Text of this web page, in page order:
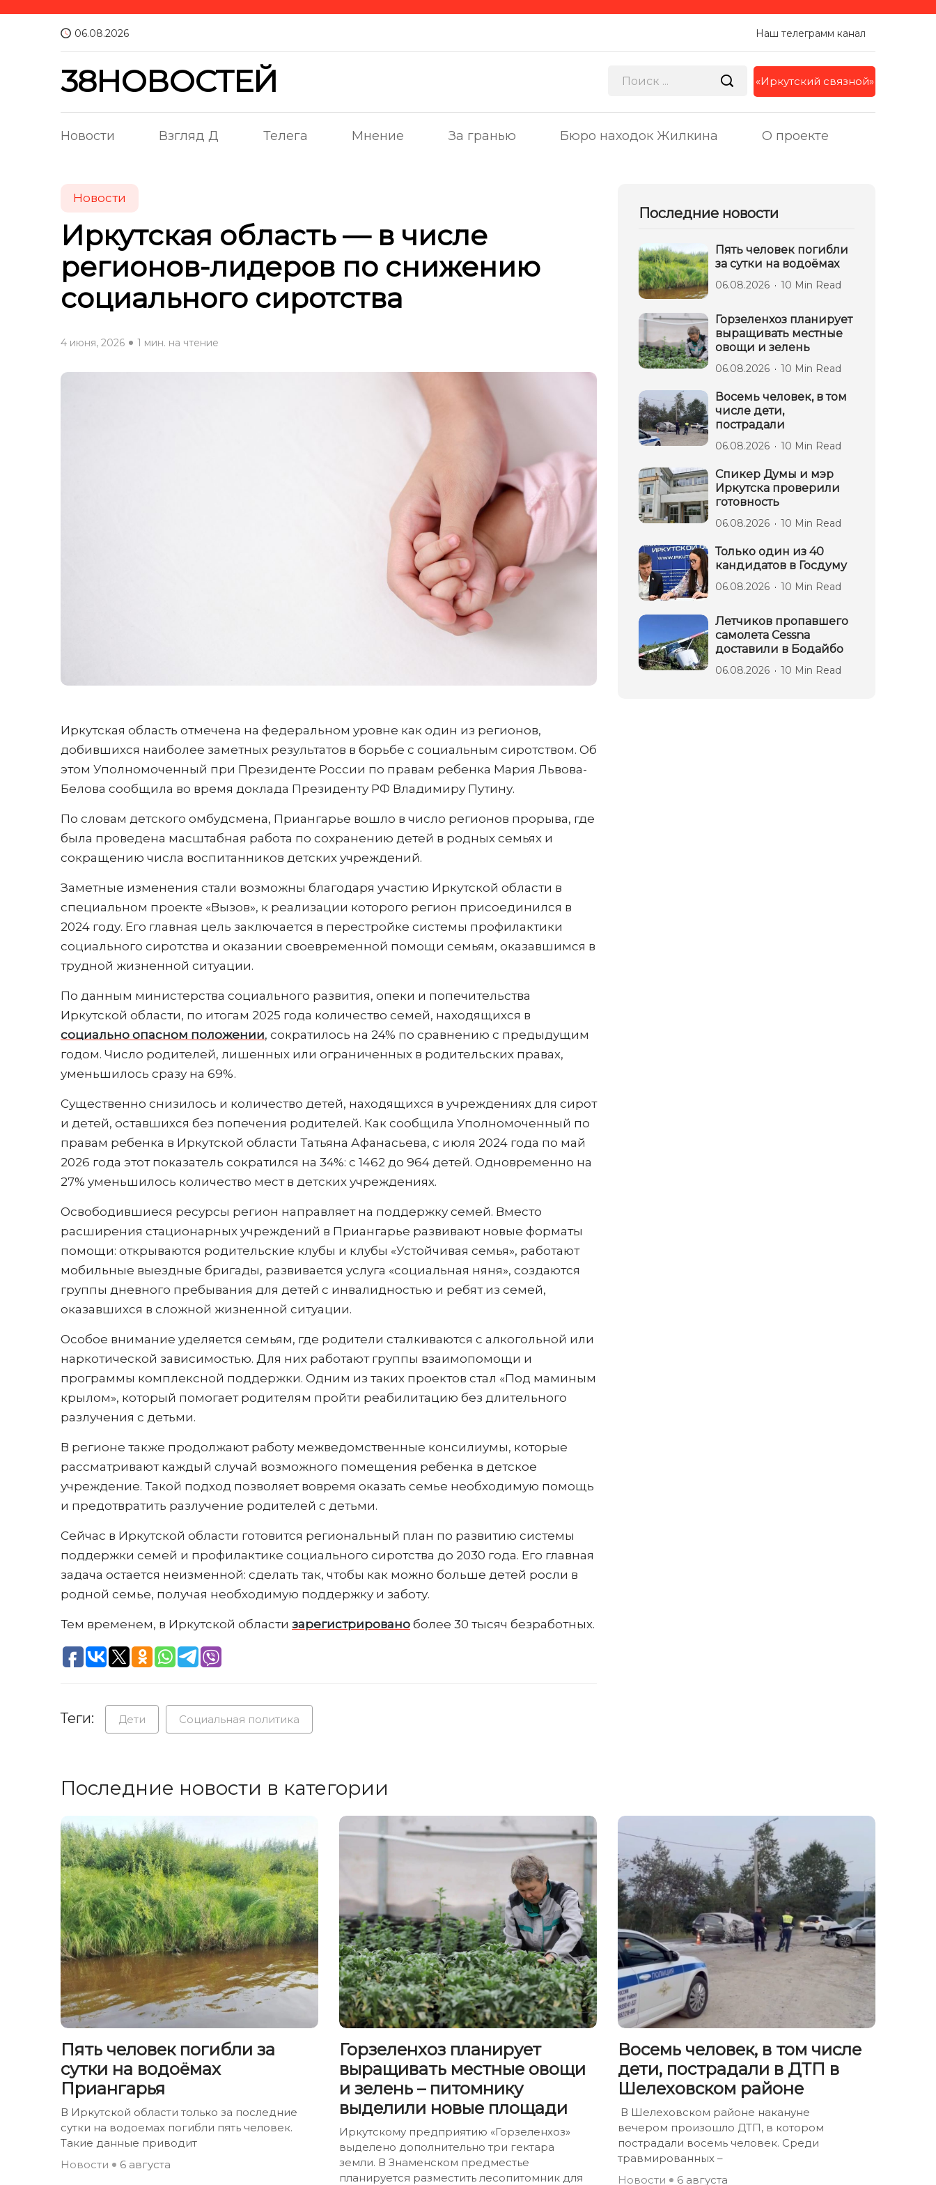
06.08.2026 Наш телеграмм канал
38НОВОСТЕЙ «Иркутский связной»
Новости Взгляд Д Телега Мнение За гранью Бюро находок Жилкина О проекте
Новости
Иркутская область — в числе
регионов-лидеров по снижению
социального сиротства
4 июня, 2026 1 мин. на чтение
Иркутская область отмечена на федеральном уровне как один из регионов,
добившихся наиболее заметных результатов в борьбе с социальным сиротством. Об
этом Уполномоченный при Президенте России по правам ребенка Мария Львова-
Белова сообщила во время доклада Президенту РФ Владимиру Путину.
По словам детского омбудсмена, Приангарье вошло в число регионов прорыва, где
была проведена масштабная работа по сохранению детей в родных семьях и
сокращению числа воспитанников детских учреждений.
Заметные изменения стали возможны благодаря участию Иркутской области в
специальном проекте «Вызов», к реализации которого регион присоединился в
2024 году. Его главная цель заключается в перестройке системы профилактики
социального сиротства и оказании своевременной помощи семьям, оказавшимся в
трудной жизненной ситуации.
По данным министерства социального развития, опеки и попечительства
Иркутской области, по итогам 2025 года количество семей, находящихся в
социально опасном положении, сократилось на 24% по сравнению с предыдущим
годом. Число родителей, лишенных или ограниченных в родительских правах,
уменьшилось сразу на 69%.
Существенно снизилось и количество детей, находящихся в учреждениях для сирот
и детей, оставшихся без попечения родителей. Как сообщила Уполномоченный по
правам ребенка в Иркутской области Татьяна Афанасьева, с июля 2024 года по май
2026 года этот показатель сократился на 34%: с 1462 до 964 детей. Одновременно на
27% уменьшилось количество мест в детских учреждениях.
Освободившиеся ресурсы регион направляет на поддержку семей. Вместо
расширения стационарных учреждений в Приангарье развивают новые форматы
помощи: открываются родительские клубы и клубы «Устойчивая семья», работают
мобильные выездные бригады, развивается услуга «социальная няня», создаются
группы дневного пребывания для детей с инвалидностью и ребят из семей,
оказавшихся в сложной жизненной ситуации.
Особое внимание уделяется семьям, где родители сталкиваются с алкогольной или
наркотической зависимостью. Для них работают группы взаимопомощи и
программы комплексной поддержки. Одним из таких проектов стал «Под маминым
крылом», который помогает родителям пройти реабилитацию без длительного
разлучения с детьми.
В регионе также продолжают работу межведомственные консилиумы, которые
рассматривают каждый случай возможного помещения ребенка в детское
учреждение. Такой подход позволяет вовремя оказать семье необходимую помощь
и предотвратить разлучение родителей с детьми.
Сейчас в Иркутской области готовится региональный план по развитию системы
поддержки семей и профилактике социального сиротства до 2030 года. Его главная
задача остается неизменной: сделать так, чтобы как можно больше детей росли в
родной семье, получая необходимую поддержку и заботу.
Тем временем, в Иркутской области зарегистрировано более 30 тысяч безработных.
Теги: Дети Социальная политика
Последние новости
Пять человек погибли
за сутки на водоёмах
06.08.2026 10 Min Read
Горзеленхоз планирует
выращивать местные
овощи и зелень
06.08.2026 10 Min Read
Восемь человек, в том
числе дети,
пострадали
06.08.2026 10 Min Read
Спикер Думы и мэр
Иркутска проверили
готовность
06.08.2026 10 Min Read
Только один из 40
кандидатов в Госдуму
06.08.2026 10 Min Read
Летчиков пропавшего
самолета Cessna
доставили в Бодайбо
06.08.2026 10 Min Read
Последние новости в категории
Пять человек погибли за
сутки на водоёмах
Приангарья
В Иркутской области только за последние
сутки на водоемах погибли пять человек.
Такие данные приводит
Новости
6 августа
Горзеленхоз планирует
выращивать местные овощи
и зелень – питомнику
выделили новые площади
Иркутскому предприятию «Горзеленхоз»
выделено дополнительно три гектара
земли. В Знаменском предместье
планируется разместить лесопитомник для
Восемь человек, в том числе
дети, пострадали в ДТП в
Шелеховском районе
В Шелеховском районе накануне
вечером произошло ДТП, в котором
пострадали восемь человек. Среди
травмированных –
Новости
6 августа